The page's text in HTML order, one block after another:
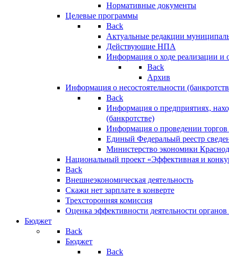
Нормативные документы
Целевые программы
Back
Актуальные редакции
Действующие НПА
Информация о ходе реализации
Back
Архив
Информация о несостоятельности
Back
Информация о предприятиях,
(банкротстве)
Информация о проведении
Единый Федеральый реестр
Министерство экономики
Национальный проект «Эффективная и
Back
Внешнеэкономическая деятельность
Скажи нет зарплате в конверте
Трехсторонняя комиссия
Оценка эффективности деятельности
Бюджет
Back
Бюджет
Back